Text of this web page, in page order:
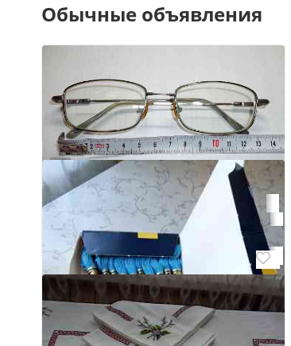
Обычные объявления
3
Очки " - 1,25 " минус
Донецк, Пролетарский
₽ 250